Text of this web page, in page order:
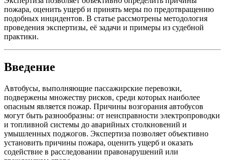
пожара, оценить ущерб и принять меры по предотвращению
подобных инцидентов. В статье рассмотрены методология
проведения экспертизы, её задачи и примеры из судебной
практики.
Введение
Автобусы, выполняющие пассажирские перевозки,
подвержены множеству рисков, среди которых наиболее
опасным является пожар. Причины возгорания автобусов
могут быть разнообразны: от неисправности электропроводки
и топливной системы до аварийных столкновений и
умышленных поджогов. Экспертиза позволяет объективно
установить причины пожара, оценить ущерб и оказать
содействие в расследовании правонарушений или